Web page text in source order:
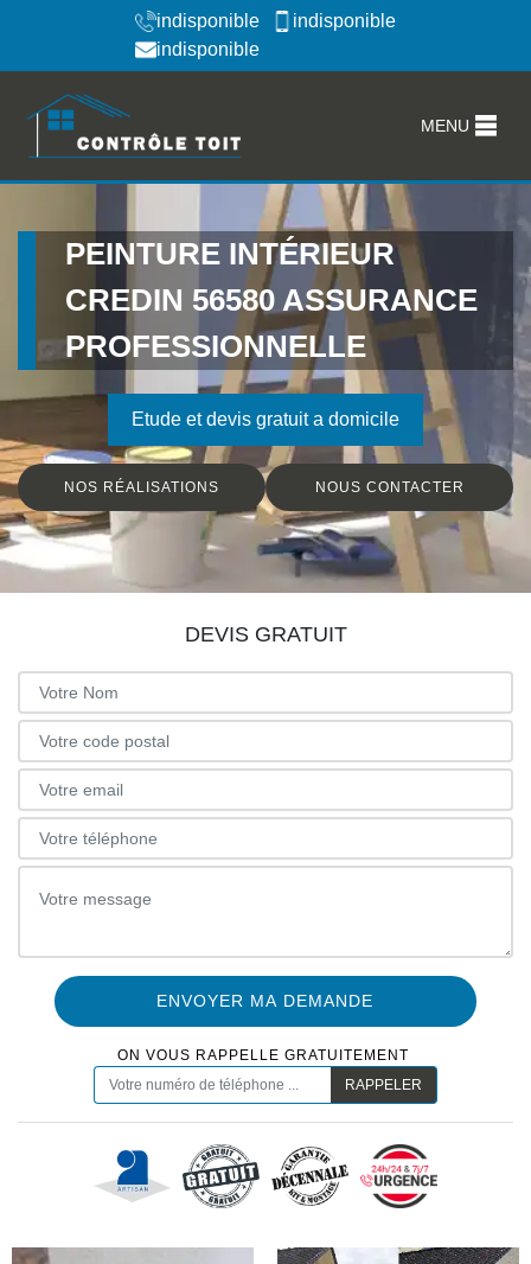
indisponible
indisponible
indisponible
MENU
PEINTURE INTÉRIEUR
CREDIN 56580 ASSURANCE
PROFESSIONNELLE
Etude et devis gratuit a domicile
NOS RÉALISATIONS NOUS CONTACTER
DEVIS GRATUIT
ON VOUS RAPPELLE GRATUITEMENT